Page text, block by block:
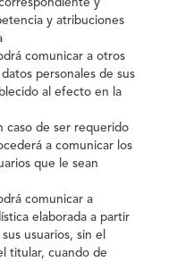
y
y atribuciones
comunicar a otros
personales de sus
al efecto en la
caso de ser requerido
a comunicar los
que le sean
comunicar a
elaborada a partir
usuarios, sin el
titular, cuando de